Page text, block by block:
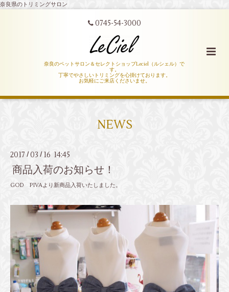
奈良県のトリミングサロン
0745-54-3000
奈良のペットサロン＆セレクトショップLeciel（ルシェル）で
す。
丁寧でやさしいトリミングを心掛けております。
お気軽にご来店くださいませ。
NEWS
2017 /03 / 16 14:45
商品入荷のお知らせ！
GOD PIVAより新商品入荷いたしました。